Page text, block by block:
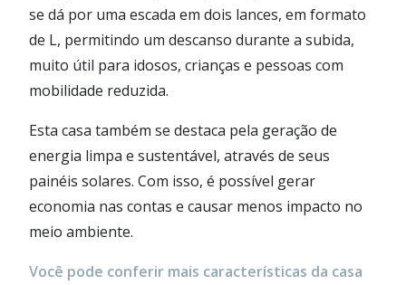
se dá por uma escada em dois lances, em formato
de L, permitindo um descanso durante a subida,
muito útil para idosos, crianças e pessoas com
mobilidade reduzida.
Esta casa também se destaca pela geração de
energia limpa e sustentável, através de seus
painéis solares. Com isso, é possível gerar
economia nas contas e causar menos impacto no
meio ambiente.
Você pode conferir mais características da casa